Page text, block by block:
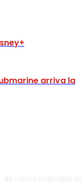
arriva la